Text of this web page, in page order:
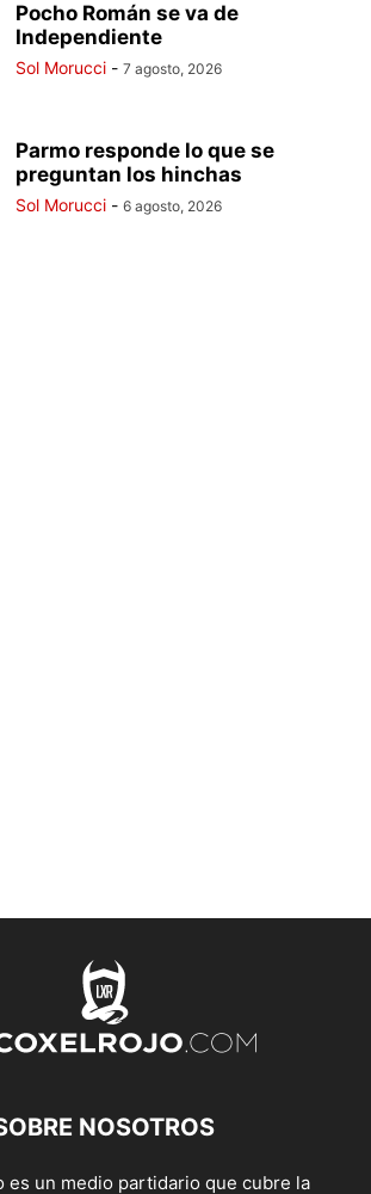
Pocho Román se va de
Independiente
Sol Morucci - 7 agosto, 2026
Parmo responde lo que se
preguntan los hinchas
Sol Morucci - 6 agosto, 2026
NOSOTROS
es un medio partidario que cubre la